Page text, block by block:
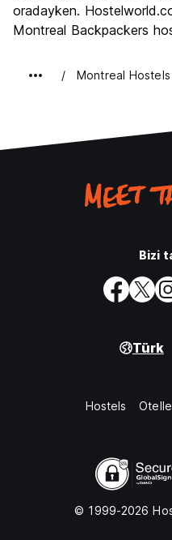
oradayken.
Montreal Backpackers
Montreal Hostels
Bizi
Türk
Hostels
© 1999-2026